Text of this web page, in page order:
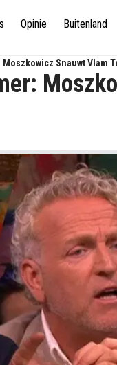
Opinie Buitenland
Snauwt Vlam